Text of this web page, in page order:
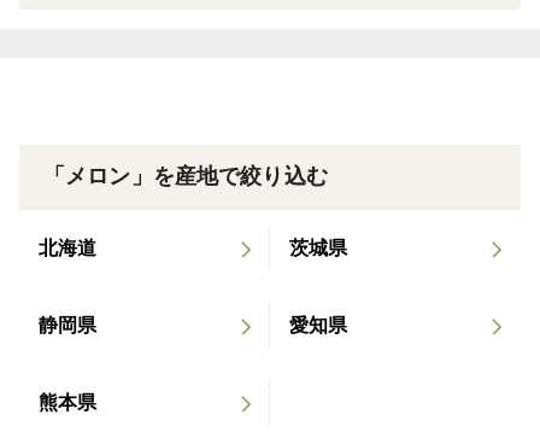
「メロン」を産地で絞り込む
北海道 茨城県
静岡県 愛知県
熊本県